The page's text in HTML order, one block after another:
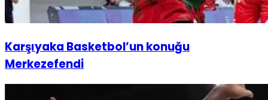
Karşıyaka Basketbol’un konuğu
Merkezefendi